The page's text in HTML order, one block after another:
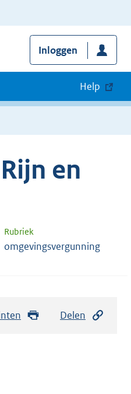
Inloggen
Help
en
Rubriek
omgevingsvergunning
Delen